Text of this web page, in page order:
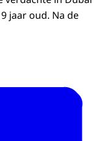
jaar oud. Na de